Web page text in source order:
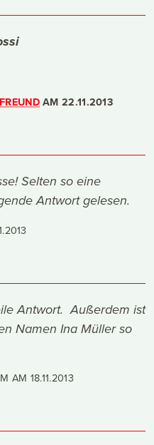
AM22.11.2013
Selten so eine
Antwort gelesen.
Antwort. Außerdem ist
Namen Ina Müller so
AM 18.11.2013